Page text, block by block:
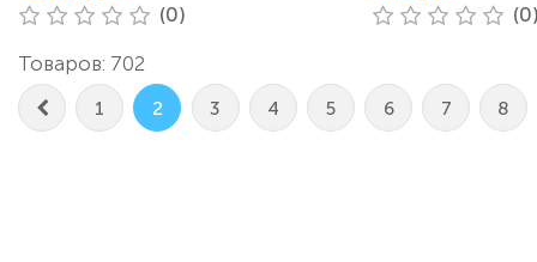
(0)
Товаров: 702
1 2 3 4 5 6 7 8